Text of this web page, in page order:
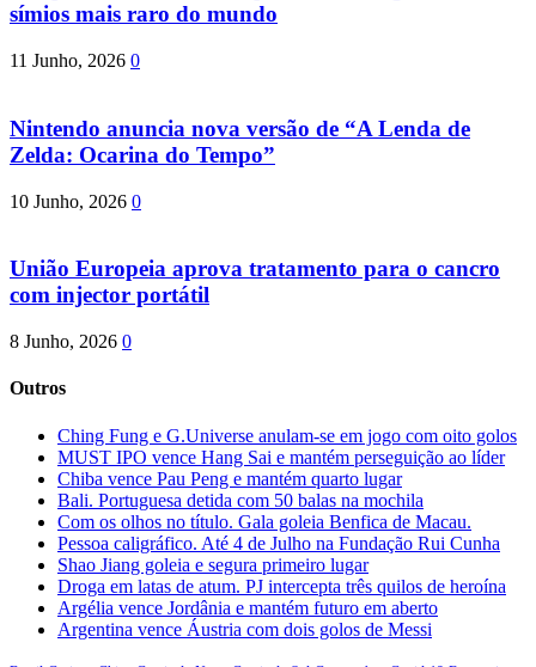
símios mais raro do mundo
11 Junho, 2026 0
Nintendo anuncia nova versão de “A Lenda de
Zelda: Ocarina do Tempo”
10 Junho, 2026 0
União Europeia aprova tratamento para o cancro
com injector portátil
8 Junho, 2026 0
Outros
Ching Fung e G.Universe anulam-se em jogo com oito golos
MUST IPO vence Hang Sai e mantém perseguição ao líder
Chiba vence Pau Peng e mantém quarto lugar
Bali. Portuguesa detida com 50 balas na mochila
Com os olhos no título. Gala goleia Benfica de Macau.
Pessoa caligráfico. Até 4 de Julho na Fundação Rui Cunha
Shao Jiang goleia e segura primeiro lugar
Droga em latas de atum. PJ intercepta três quilos de heroína
Argélia vence Jordânia e mantém futuro em aberto
Argentina vence Áustria com dois golos de Messi